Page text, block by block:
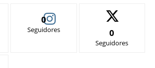
0
Seguidores 0
Seguidores